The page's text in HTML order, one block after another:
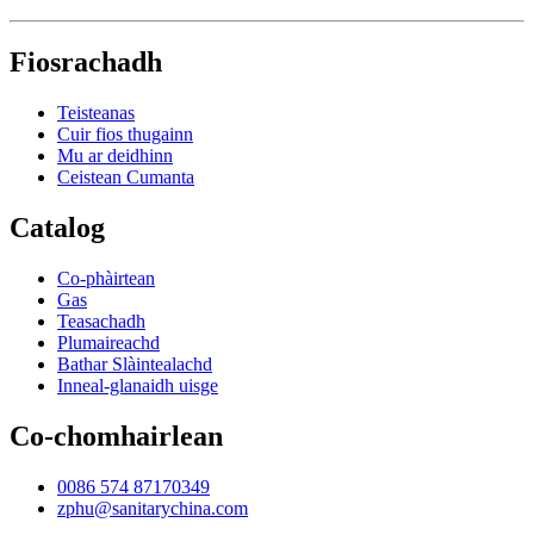
Fiosrachadh
Teisteanas
Cuir fios thugainn
Mu ar deidhinn
Ceistean Cumanta
Catalog
Co-phàirtean
Gas
Teasachadh
Plumaireachd
Bathar Slàintealachd
Inneal-glanaidh uisge
Co-chomhairlean
0086 574 87170349
zphu@sanitarychina.com